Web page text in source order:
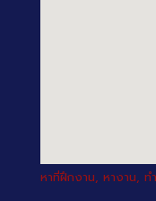
หาที่ฝึกงาน, หางาน, ท